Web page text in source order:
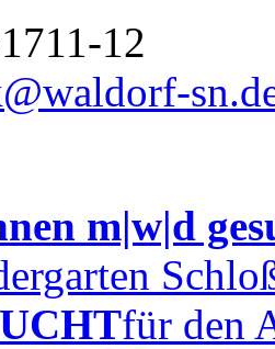
12
m|w|d
für den